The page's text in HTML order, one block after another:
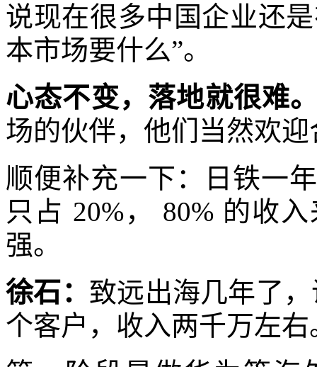
说现在很多中国企业还
本市场要什么”。
心态不变，落地就很难
场的伙伴，他们当然欢迎
顺便补充一下：日铁一
只占 20%， 80% 的收
强。
徐石： 致远出海几年了
个客户，收入两千万左右